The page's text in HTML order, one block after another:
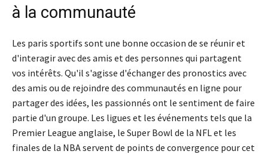
à la communauté
Les paris sportifs sont une bonne occasion de se réunir et
d'interagir avec des amis et des personnes qui partagent
vos intérêts. Qu'il s'agisse d'échanger des pronostics avec
des amis ou de rejoindre des communautés en ligne pour
partager des idées, les passionnés ont le sentiment de faire
partie d'un groupe. Les ligues et les événements tels que la
Premier League anglaise, le Super Bowl de la NFL et les
finales de la NBA servent de points de convergence pour cet